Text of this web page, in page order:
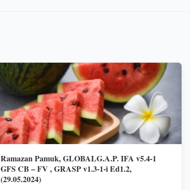
Ramazan Pamuk, GLOBALG.A.P. IFA v5.4-1
GFS CB – FV , GRASP v1.3-1-i Ed1.2,
(29.05.2024)